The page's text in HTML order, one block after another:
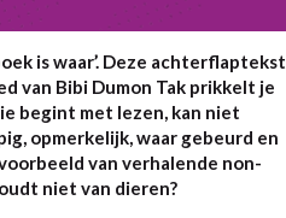
is waar’. Deze achterflaptekst
van Bibi Dumon Tak prikkelt je
begint met lezen, kan niet
opmerkelijk, waar gebeurd en
van verhalende non-
niet van dieren?